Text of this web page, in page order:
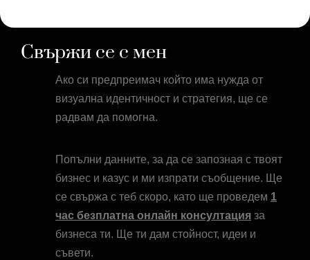
Свържи се с мен
Ако си предпреимач който има нужда от
визуална идентичност и стратегия, ще се
радвам да помогна.
Попълни данните, за да се запозная с твоят
бизнес и казус и ми изпрати съобщение. Ще
се свържа с теб скоро, като ще проведем 1
час безплатна онлайн консултация за
бизнеса ти. Ще ти дам стойност, идеи и
съвети.